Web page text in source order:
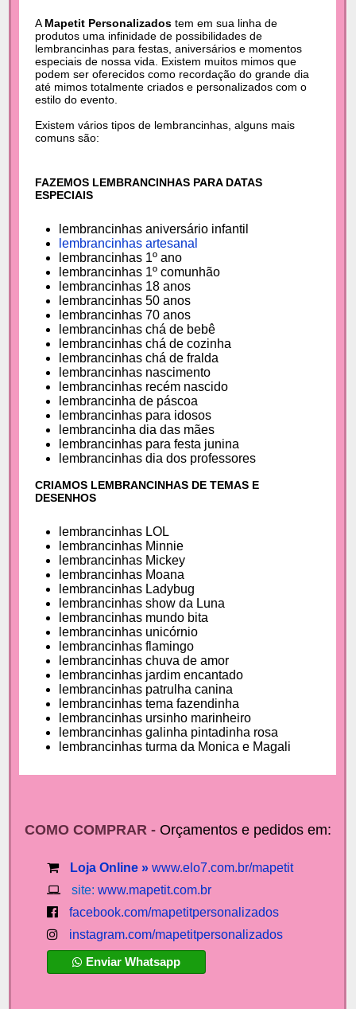
A Mapetit Personalizados tem em sua linha de
produtos uma infinidade de possibilidades de
lembrancinhas para festas, aniversários e momentos
especiais de nossa vida. Existem muitos mimos que
podem ser oferecidos como recordação do grande dia
até mimos totalmente criados e personalizados com o
estilo do evento.
Existem vários tipos de lembrancinhas, alguns mais
comuns são:
FAZEMOS LEMBRANCINHAS PARA DATAS
ESPECIAIS
lembrancinhas aniversário infantil
lembrancinhas artesanal
lembrancinhas 1º ano
lembrancinhas 1º comunhão
lembrancinhas 18 anos
lembrancinhas 50 anos
lembrancinhas 70 anos
lembrancinhas chá de bebê
lembrancinhas chá de cozinha
lembrancinhas chá de fralda
lembrancinhas nascimento
lembrancinhas recém nascido
lembrancinha de páscoa
lembrancinhas para idosos
lembrancinha dia das mães
lembrancinhas para festa junina
lembrancinhas dia dos professores
CRIAMOS LEMBRANCINHAS DE TEMAS E
DESENHOS
lembrancinhas LOL
lembrancinhas Minnie
lembrancinhas Mickey
lembrancinhas Moana
lembrancinhas Ladybug
lembrancinhas show da Luna
lembrancinhas mundo bita
lembrancinhas unicórnio
lembrancinhas flamingo
lembrancinhas chuva de amor
lembrancinhas jardim encantado
lembrancinhas patrulha canina
lembrancinhas tema fazendinha
lembrancinhas ursinho marinheiro
lembrancinhas galinha pintadinha rosa
lembrancinhas turma da Monica e Magali
COMO COMPRAR - Orçamentos e pedidos em:
Loja Online » www.elo7.com.br/mapetit
site: www.mapetit.com.br
facebook.com/mapetitpersonalizados
instagram.com/mapetitpersonalizados
Enviar Whatsapp